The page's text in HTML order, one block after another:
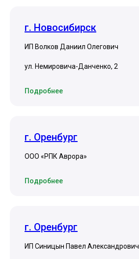
г. Новосибирск
ИП Волков Даниил Олегович
ул. Немировича-Данченко, 2
Подробнее
г. Оренбург
ООО «РПК Аврора»
Подробнее
г. Оренбург
ИП Синицын Павел Александрович